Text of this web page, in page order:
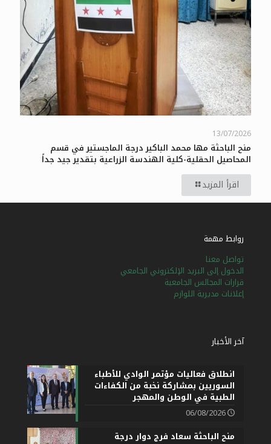
13/07/2026
منح الباحثة مها محمد الباكير درجة الماجستير في قسم
المحاصيل الحقلية-كلية الهندسة الزراعية بتقدير جيد جداً
اقرأ المزيد
روابط مهمة
تواصل معنا
الدخول إلى البريد الإلكتروني الجامعي
قرارات المجالس الجامعية
إعلانات مديرية اللوازم
آخر الأخبار
انطلاق فعاليات مؤتمر الوادي للأطباء
السوريين بمشاركة نخبة من الكفاءات
الطبية في الوطن والمهجر
06/08/2026
منح الباحثة سعاد فرج دوار درجة